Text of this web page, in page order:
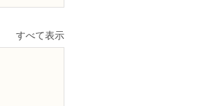
すべて表示